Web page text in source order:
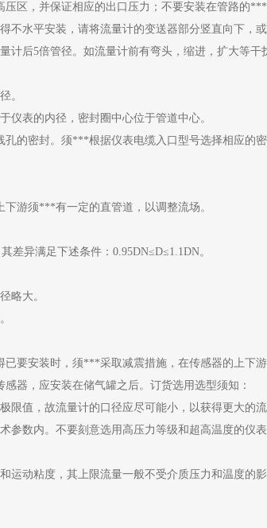
区，并保证相应的出口压力；不要安装在管路的
不水平安装，请将流量计的变送器部分竖直向下
计后5倍管径。如流量计前有弯头，缩进，扩大等
。
仪表的内径，密封圈中心位于管道中心。
的密封。须***根据仪表电缆入口型号选择相应的
游须***有一定的直管道，以调整流场。
差异满足下述条件：0.95DN≤D≤1.1DN。
略大。
要安装时，须***采取减震措施，在传感器的上下
器，应安装在储气罐之后。订货选用选型须知：
限值，故流量计的口径应尽可能小，以获得更大的流
参数内。不要刻意选用高压力等级和超高温度的仪
粘度，其上限流量一般不受介质压力和温度的